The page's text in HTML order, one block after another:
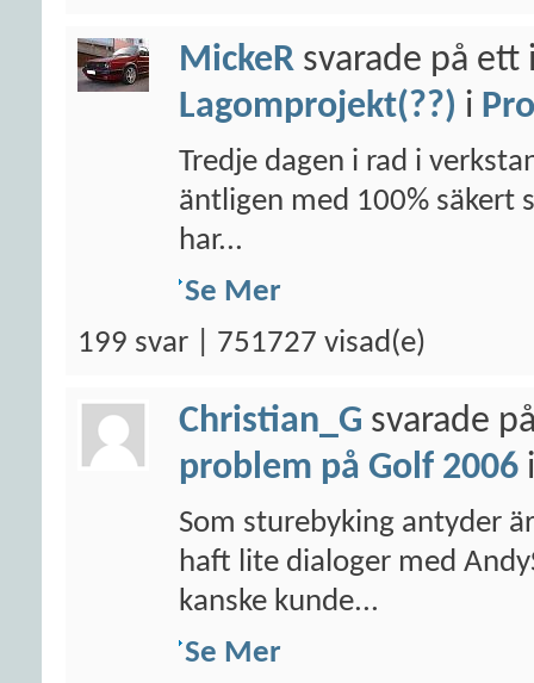
MickeR svarade på ett
Lagomprojekt(??) i
Tredje dagen i rad i
äntligen med 100% säkert
har...
Se Mer
199 svar | 751727 visad(e)
Christian_G svarade
problem på Golf 2006
Som sturebyking antyder
haft lite dialoger med
kanske kunde...
Se Mer